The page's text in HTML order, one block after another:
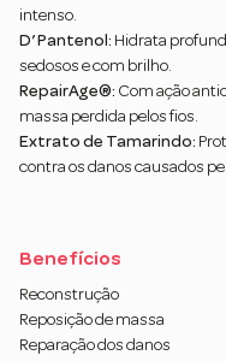
intenso.
D’ Pantenol: Hidrata
sedosos e com brilho.
RepairAge®: Com ação
massa perdida pelos fios.
Extrato de Tamarindo:
contra os danos causados
Benefícios
Reconstrução
Reposição de massa
Reparação dos danos